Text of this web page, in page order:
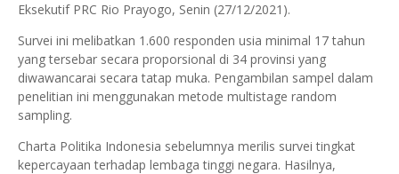
Eksekutif PRC Rio Prayogo, Senin (27/12/2021).
Survei ini melibatkan 1.600 responden usia minimal 17 tahun
yang tersebar secara proporsional di 34 provinsi yang
diwawancarai secara tatap muka. Pengambilan sampel dalam
penelitian ini menggunakan metode multistage random
sampling.
Charta Politika Indonesia sebelumnya merilis survei tingkat
kepercayaan terhadap lembaga tinggi negara. Hasilnya,